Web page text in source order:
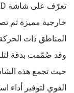
خارجية مميزة تم
المناطق ذات
وقد صُمّمت بدقة
حيث تجمع هذه
القوي لتوفير أداء